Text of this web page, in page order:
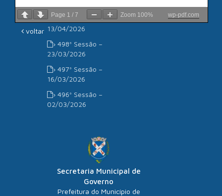
Page 1 / 7 Zoom 100% wp-pdf.com
voltar
› 499ª Sessão –
13/04/2026
› 498ª Sessão –
23/03/2026
› 497ª Sessão –
16/03/2026
› 496ª Sessão –
02/03/2026
Secretaria Municipal de
Governo
Prefeitura do Município de